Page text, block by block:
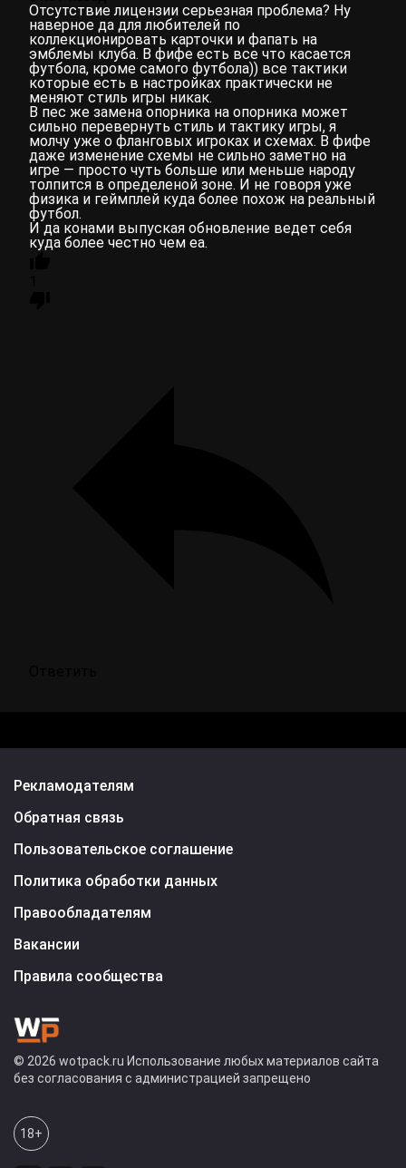
Отсутствие лицензии серьезная проблема? Ну
наверное да для любителей по
коллекционировать карточки и фапать на
эмблемы клуба. В фифе есть все что касается
футбола, кроме самого футбола)) все тактики
которые есть в настройках практически не
меняют стиль игры никак.
В пес же замена опорника на опорника может
сильно перевернуть стиль и тактику игры, я
молчу уже о фланговых игроках и схемах. В фифе
даже изменение схемы не сильно заметно на
игре — просто чуть больше или меньше народу
толпится в определеной зоне. И не говоря уже
физика и геймплей куда более похож на реальный
футбол.
И да конами выпуская обновление ведет себя
куда более честно чем еа.
Рекламодателям
Обратная связь
Пользовательское соглашение
Политика обработки данных
Правообладателям
Вакансии
Правила сообщества
© 2026 wotpack.ru Использование любых материалов сайта
без согласования с администрацией запрещено
18+